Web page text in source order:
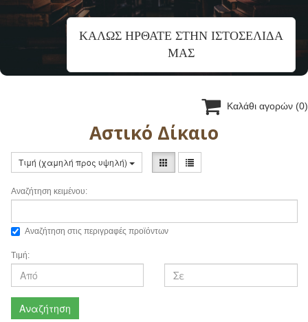
ΚΑΛΩΣ ΗΡΘΑΤΕ ΣΤΗΝ ΙΣΤΟΣΕΛΙΔΑ
ΜΑΣ
 Καλάθι αγορών (0)
Αστικό Δίκαιο
Τιμή (χαμηλή προς υψηλή)
Αναζήτηση κειμένου:
Αναζήτηση στις περιγραφές προϊόντων
Τιμή:
Αναζήτηση